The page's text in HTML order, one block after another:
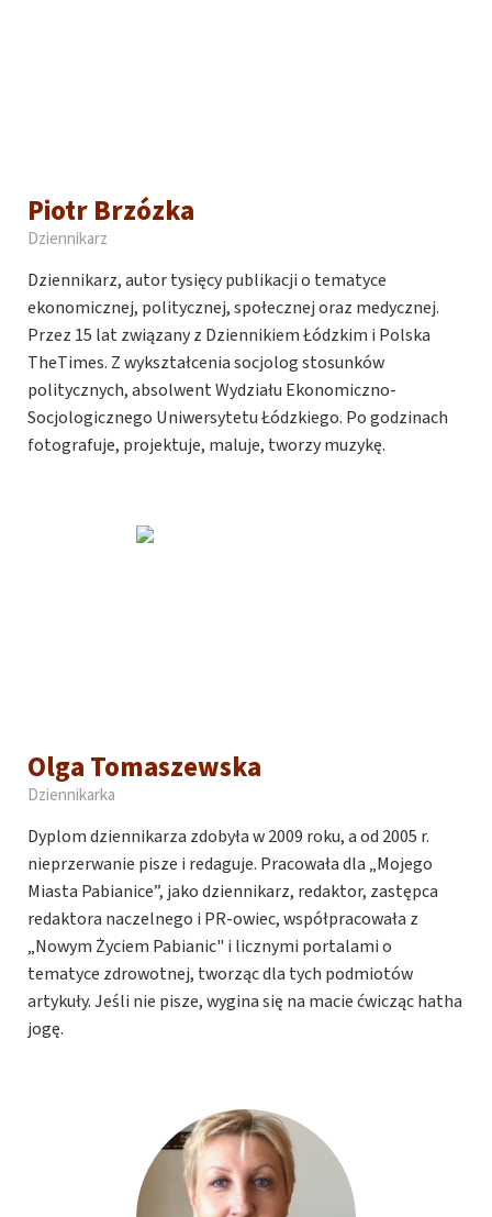
Piotr Brzózka
Dziennikarz
Dziennikarz, autor tysięcy publikacji o tematyce
ekonomicznej, politycznej, społecznej oraz medycznej.
Przez 15 lat związany z Dziennikiem Łódzkim i Polska
TheTimes. Z wykształcenia socjolog stosunków
politycznych, absolwent Wydziału Ekonomiczno-
Socjologicznego Uniwersytetu Łódzkiego. Po godzinach
fotografuje, projektuje, maluje, tworzy muzykę.
Olga Tomaszewska
Dziennikarka
Dyplom dziennikarza zdobyła w 2009 roku, a od 2005 r.
nieprzerwanie pisze i redaguje. Pracowała dla „Mojego
Miasta Pabianice”, jako dziennikarz, redaktor, zastępca
redaktora naczelnego i PR-owiec, współpracowała z
„Nowym Życiem Pabianic" i licznymi portalami o
tematyce zdrowotnej, tworząc dla tych podmiotów
artykuły. Jeśli nie pisze, wygina się na macie ćwicząc hatha
jogę.